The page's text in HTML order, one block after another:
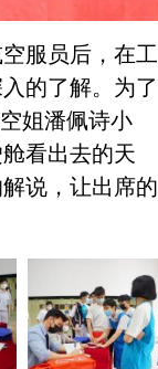
服员后，在工
的了解。为了
姐潘佩诗小
舱看出去的天
说，让出席的